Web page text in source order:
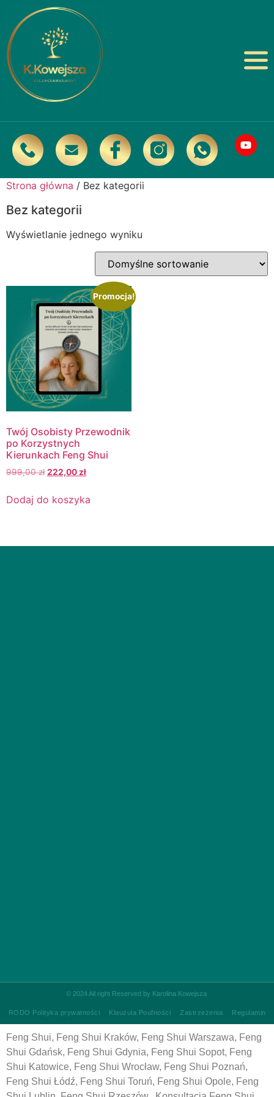
Strona główna / Bez kategorii
Bez kategorii
Wyświetlanie jednego wyniku
Promocja!
Twój Osobisty Przewodnik
po Korzystnych
Kierunkach Feng Shui
999,00zł 222,00 zł
Dodaj do koszyka
©2024 All right Reserved by Karolina Kowejsza
RODO Polityka prywatności Klauzula Poufności Zastrzeżenia Regulamin
Feng Shui, Feng Shui Kraków, Feng Shui Warszawa, Feng
Shui Gdańsk, Feng Shui Gdynia, Feng Shui Sopot, Feng
Shui Katowice, Feng Shui Wrocław, Feng Shui Poznań,
Feng Shui Łódź, Feng Shui Toruń, Feng Shui Opole, Feng